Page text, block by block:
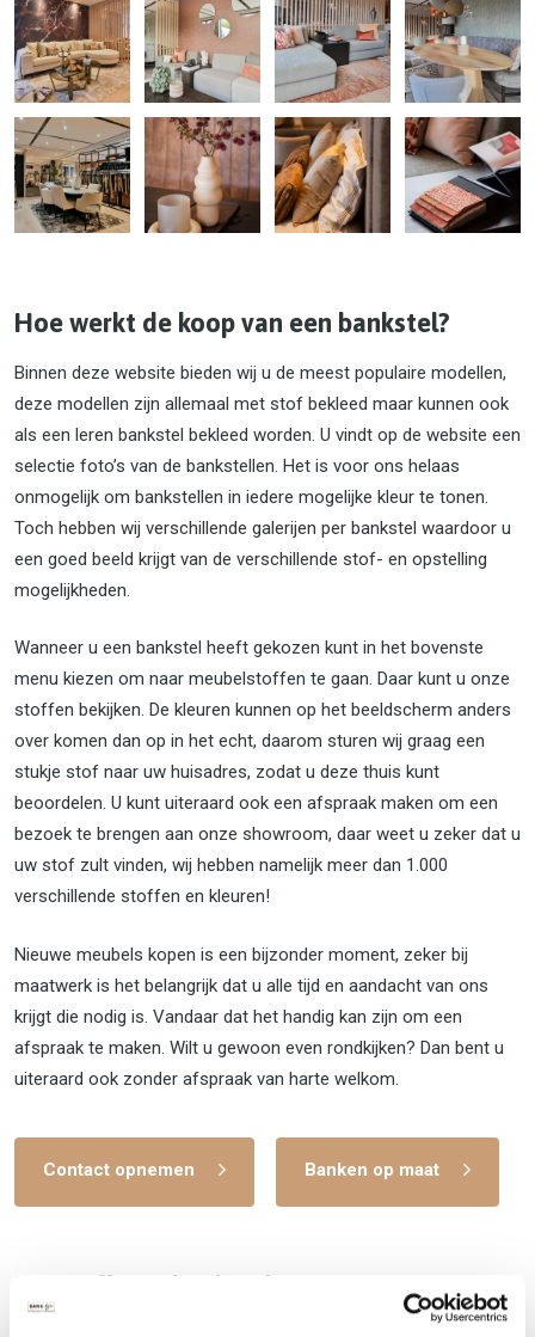
Hoe werkt de koop van een bankstel?
Binnen deze website bieden wij u de meest populaire modellen,
deze modellen zijn allemaal met stof bekleed maar kunnen ook
als een leren bankstel bekleed worden. U vindt op de website een
selectie foto’s van de bankstellen. Het is voor ons helaas
onmogelijk om bankstellen in iedere mogelijke kleur te tonen.
Toch hebben wij verschillende galerijen per bankstel waardoor u
een goed beeld krijgt van de verschillende stof- en opstelling
mogelijkheden.
Wanneer u een bankstel heeft gekozen kunt in het bovenste
menu kiezen om naar meubelstoffen te gaan. Daar kunt u onze
stoffen bekijken. De kleuren kunnen op het beeldscherm anders
over komen dan op in het echt, daarom sturen wij graag een
stukje stof naar uw huisadres, zodat u deze thuis kunt
beoordelen. U kunt uiteraard ook een afspraak maken om een
bezoek te brengen aan onze showroom, daar weet u zeker dat u
uw stof zult vinden, wij hebben namelijk meer dan 1.000
verschillende stoffen en kleuren!
Nieuwe meubels kopen is een bijzonder moment, zeker bij
maatwerk is het belangrijk dat u alle tijd en aandacht van ons
krijgt die nodig is. Vandaar dat het handig kan zijn om een
afspraak te maken. Wilt u gewoon even rondkijken? Dan bent u
uiteraard ook zonder afspraak van harte welkom.
Contact opnemen Banken op maat
Herstofferen bankstel